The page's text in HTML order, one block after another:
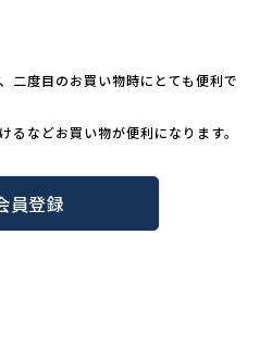
二度目のお買い物時にとても便利で
るなどお買い物が便利になります。
員登録